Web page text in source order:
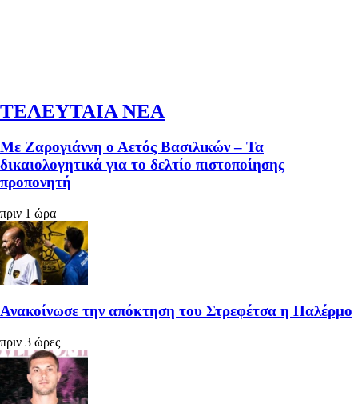
ΤΕΛΕΥΤΑΙΑ ΝΕΑ
Με Ζαρογιάννη ο Αετός Βασιλικών – Τα
δικαιολογητικά για το δελτίο πιστοποίησης
προπονητή
πριν 1 ώρα
Ανακοίνωσε την απόκτηση του Στρεφέτσα η Παλέρμο
πριν 3 ώρες